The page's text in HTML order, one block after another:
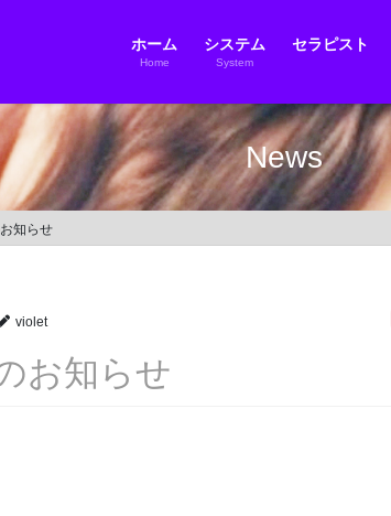
ホーム
Home
システム
System
セラピスト
News
知らせ
violet
お知らせ